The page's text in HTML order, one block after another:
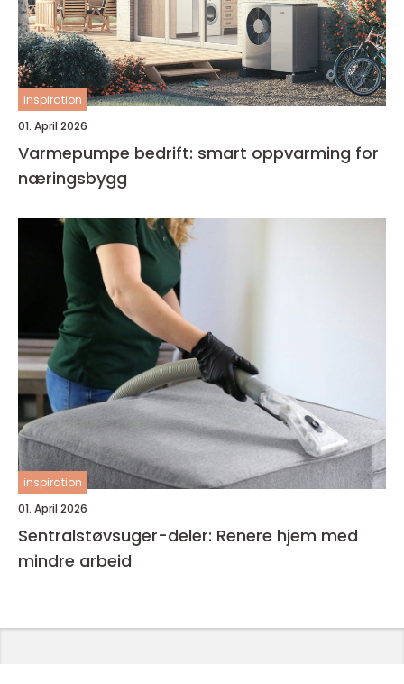
inspiration
01. April 2026
Varmepumpe bedrift: smart oppvarming for
næringsbygg
inspiration
01. April 2026
Sentralstøvsuger-deler: Renere hjem med
mindre arbeid